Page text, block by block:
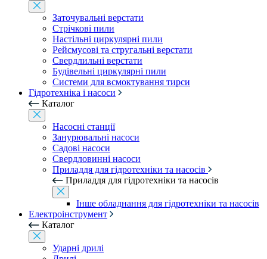
Заточувальні верстати
Стрічкові пили
Настільні циркулярні пили
Рейсмусові та стругальні верстати
Свердлильні верстати
Будівельні циркулярні пили
Системи для всмоктування тирси
Гідротехніка і насоси
Каталог
Насосні станції
Занурювальні насоси
Садові насоси
Свердловинні насоси
Приладдя для гідротехніки та насосів
Приладдя для гідротехніки та насосів
Інше обладнання для гідротехніки та насосів
Електроінструмент
Каталог
Ударні дрилі